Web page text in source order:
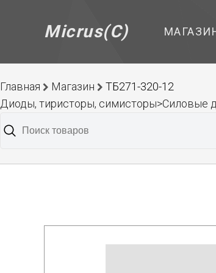
Micrus(C)
Главная Магазин
ТБ271-320-12
Диоды, тиристоры, симисторы>Силовые